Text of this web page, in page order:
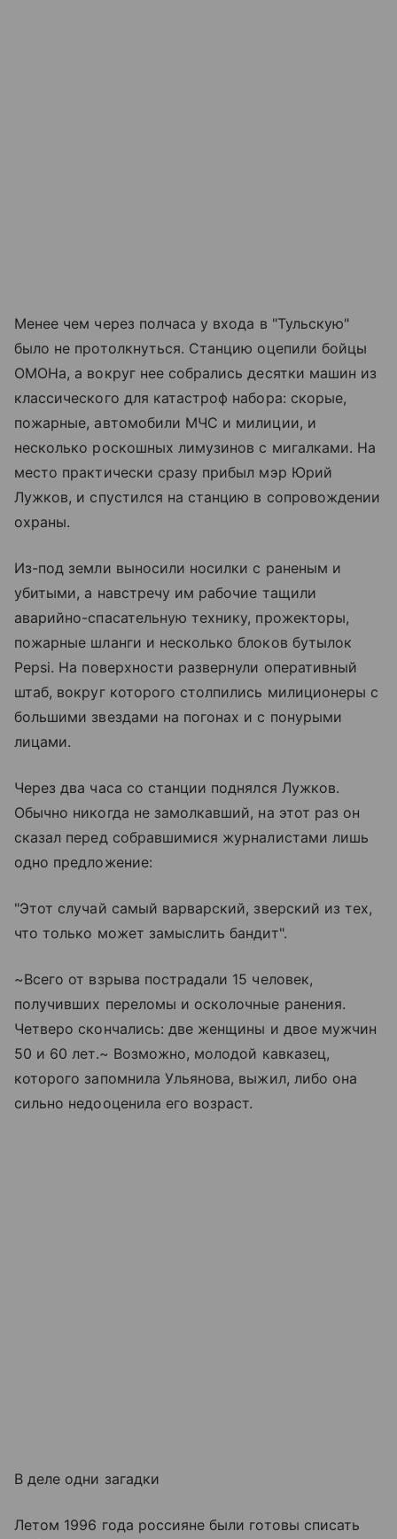
Менее чем через полчаса у входа в "Тульскую"
было не протолкнуться. Станцию оцепили бойцы
ОМОНа, а вокруг нее собрались десятки машин из
классического для катастроф набора: скорые,
пожарные, автомобили МЧС и милиции, и
несколько роскошных лимузинов с мигалками. На
место практически сразу прибыл мэр Юрий
Лужков, и спустился на станцию в сопровождении
охраны.
Из-под земли выносили носилки с раненым и
убитыми, а навстречу им рабочие тащили
аварийно-спасательную технику, прожекторы,
пожарные шланги и несколько блоков бутылок
Pepsi. На поверхности развернули оперативный
штаб, вокруг которого столпились милиционеры с
большими звездами на погонах и с понурыми
лицами.
Через два часа со станции поднялся Лужков.
Обычно никогда не замолкавший, на этот раз он
сказал перед собравшимися журналистами лишь
одно предложение:
"Этот случай самый варварский, зверский из тех,
что только может замыслить бандит".
~Всего от взрыва пострадали 15 человек,
получивших переломы и осколочные ранения.
Четверо скончались: две женщины и двое мужчин
50 и 60 лет.~ Возможно, молодой кавказец,
которого запомнила Ульянова, выжил, либо она
сильно недооценила его возраст.
В деле одни загадки
Летом 1996 года россияне были готовы списать